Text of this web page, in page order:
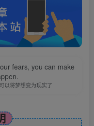
fears, you can make
以将梦想变为现实了